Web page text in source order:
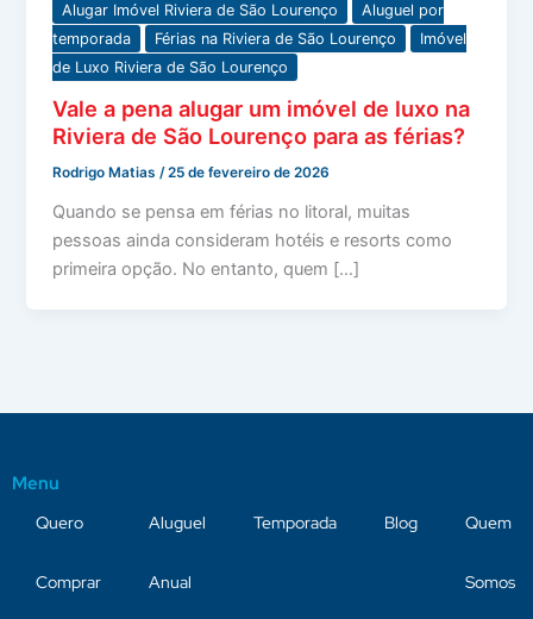
Alugar Imóvel Riviera de São Lourenço
Aluguel por
temporada
Férias na Riviera de São Lourenço
Imóvel
de Luxo Riviera de São Lourenço
Vale a pena alugar um imóvel de luxo na
Riviera de São Lourenço para as férias?
Rodrigo Matias/25 de fevereiro de 2026
Quando se pensa em férias no litoral, muitas
pessoas ainda consideram hotéis e resorts como
primeira opção. No entanto, quem […]
Menu
Quero
Comprar
Aluguel
Anual
Temporada Blog Quem
Somos